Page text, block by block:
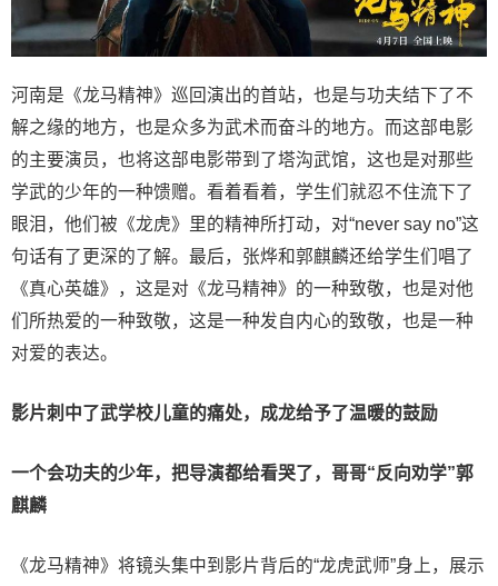
河南是《龙马精神》巡回演出的首站，也是与功夫结下了不
解之缘的地方，也是众多为武术而奋斗的地方。而这部电影
的主要演员，也将这部电影带到了塔沟武馆，这也是对那些
学武的少年的一种馈赠。看着看着，学生们就忍不住流下了
眼泪，他们被《龙虎》里的精神所打动，对“never say no”这
句话有了更深的了解。最后，张烨和郭麒麟还给学生们唱了
《真心英雄》，这是对《龙马精神》的一种致敬，也是对他
们所热爱的一种致敬，这是一种发自内心的致敬，也是一种
对爱的表达。
影片刺 中了武学校儿童的痛处，成龙给予了温 暖的鼓励
一个会功夫的少年，把导演都给看哭了 ， 哥哥“反向劝学”郭
麒麟
《龙马精神》将镜头集中到影片背后的“龙虎武师”身上，展示